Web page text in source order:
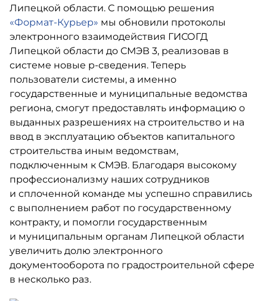
Липецкой области. С помощью решения
«Формат-Курьер» мы обновили протоколы
электронного взаимодействия ГИСОГД
Липецкой области до СМЭВ 3, реализовав в
системе новые р-сведения. Теперь
пользователи системы, а именно
государственные и муниципальные ведомства
региона, смогут предоставлять информацию о
выданных разрешениях на строительство и на
ввод в эксплуатацию объектов капитального
строительства иным ведомствам,
подключенным к СМЭВ. Благодаря высокому
профессионализму наших сотрудников
и сплоченной команде мы успешно справились
с выполнением работ по государственному
контракту, и помогли государственным
и муниципальным органам Липецкой области
увеличить долю электронного
документооборота по градостроительной сфере
в несколько раз.